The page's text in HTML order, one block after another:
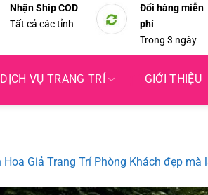
Nhận Ship COD
Tất cả các tỉnh
Đổi hàng miễn
phí
Trong 3 ngày
DỊCH VỤ TRANG TRÍ GIỚI THIỆU
Hoa Giả Trang Trí Phòng Khách đẹp mà